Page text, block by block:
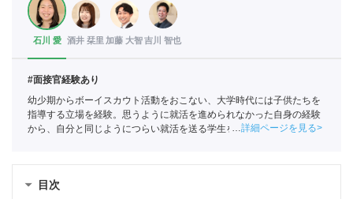
石川 愛 酒井 栞里 加藤 大智吉川 智也
#面接官経験あり
幼少期からボーイスカウト活動をおこない、大学時代には子供たちを
指導する立場を経験。思うように就活を進められなかった自身の経験
から、自分と同じようにつらい就活を送る学生を1人でも少なくした
詳細ページを見る
目次